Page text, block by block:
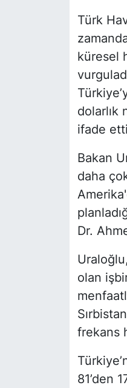
Türk
küresel
dolarlık
ifade
Bakan
daha
Dr.
olan
frekans
81’den